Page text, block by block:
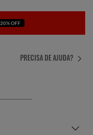
20% OFF
PRECISA DE AJUDA?